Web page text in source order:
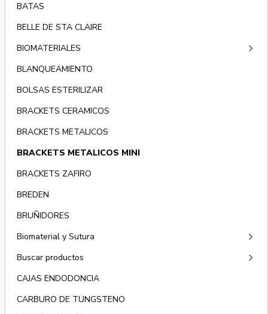
BATAS
BELLE DE STA CLAIRE
BIOMATERIALES
keyboard_arrow_right
BLANQUEAMIENTO
BOLSAS ESTERILIZAR
BRACKETS CERAMICOS
BRACKETS METALICOS
BRACKETS METALICOS MINI
BRACKETS ZAFIRO
BREDEN
BRUÑIDORES
Biomaterial y Sutura
keyboard_arrow_right
Buscar productos keyboard_arrow_right
CAJAS ENDODONCIA
CARBURO DE TUNGSTENO